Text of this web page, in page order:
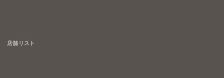
店舗リスト